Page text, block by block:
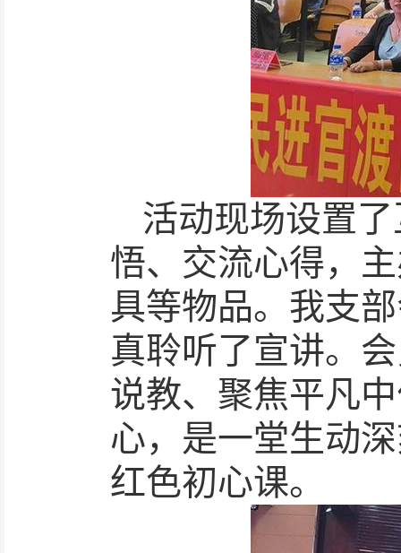
活动现场设置
悟、交流心得，
具等物品。我支
真聆听了宣讲。
说教、聚焦平凡
心，是一堂生动
红色初心课。